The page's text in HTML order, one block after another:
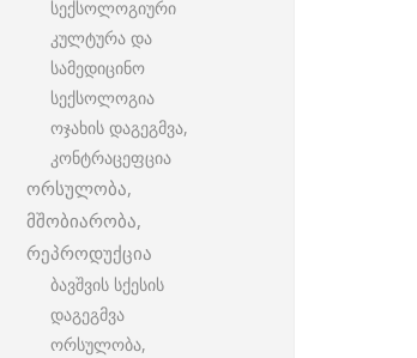
სექსოლოგიური
კულტურა და
სამედიცინო
სექსოლოგია
ოჯახის დაგეგმვა,
კონტრაცეფცია
ორსულობა,
მშობიარობა,
რეპროდუქცია
ბავშვის სქესის
დაგეგმვა
ორსულობა,